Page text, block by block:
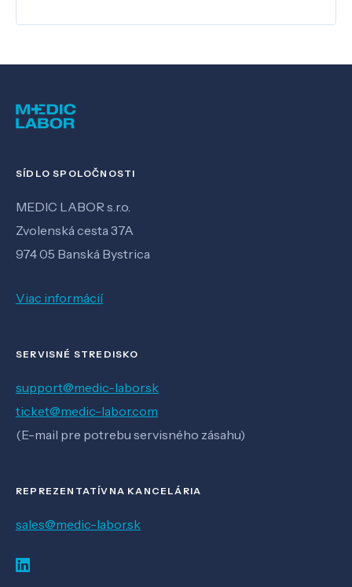
SÍDLO SPOLOČNOSTI
MEDIC LABOR s.r.o.
Zvolenská cesta 37A
974 05 Banská Bystrica
Viac informácií
SERVISNÉ STREDISKO
support@medic-labor.sk
ticket@medic-labor.com
(E-mail pre potrebu servisného zásahu)
REPREZENTATÍVNA KANCELÁRIA
sales@medic-labor.sk